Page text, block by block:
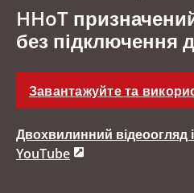
HHoT
без підключення
Завантажуйте та
Двохвилинний відеоогляд
YouTube